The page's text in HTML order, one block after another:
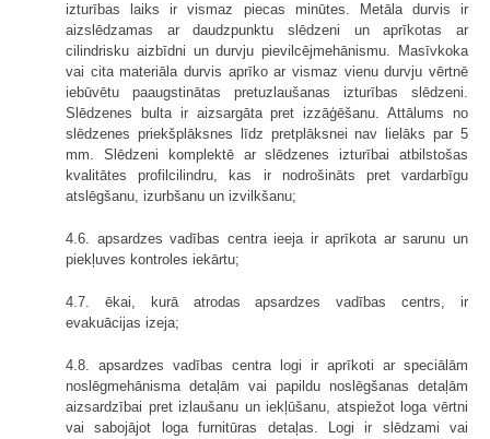
izturības laiks ir vismaz piecas minūtes. Metāla durvis ir
aizslēdzamas ar daudzpunktu slēdzeni un aprīkotas ar
cilindrisku aizbīdni un durvju pievilcējmehānismu. Masīvkoka
vai cita materiāla durvis aprīko ar vismaz vienu durvju vērtnē
iebūvētu paaugstinātas pretuzlaušanas izturības slēdzeni.
Slēdzenes bulta ir aizsargāta pret izzāģēšanu. Attālums no
slēdzenes priekšplāksnes līdz pretplāksnei nav lielāks par 5
mm. Slēdzeni komplektē ar slēdzenes izturībai atbilstošas
kvalitātes profilcilindru, kas ir nodrošināts pret vardarbīgu
atslēgšanu, izurbšanu un izvilkšanu;
4.6. apsardzes vadības centra ieeja ir aprīkota ar sarunu un
piekļuves kontroles iekārtu;
4.7. ēkai, kurā atrodas apsardzes vadības centrs, ir
evakuācijas izeja;
4.8. apsardzes vadības centra logi ir aprīkoti ar speciālām
noslēgmehānisma detaļām vai papildu noslēgšanas detaļām
aizsardzībai pret izlaušanu un iekļūšanu, atspiežot loga vērtni
vai sabojājot loga furnitūras detaļas. Logi ir slēdzami vai